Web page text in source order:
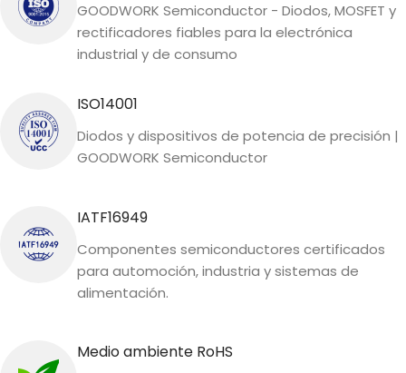
GOODWORK Semiconductor - Diodos, MOSFET y
rectificadores fiables para la electrónica
industrial y de consumo
ISO14001
Diodos y dispositivos de potencia de precisión |
GOODWORK Semiconductor
IATF16949
Componentes semiconductores certificados
para automoción, industria y sistemas de
alimentación.
Medio ambiente RoHS